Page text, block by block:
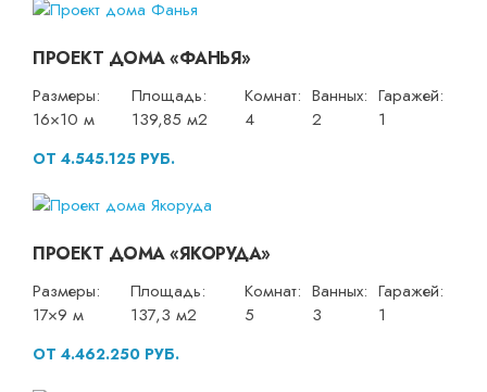
ПРОЕКТ ДОМА «ФАНЬЯ»
Размеры:
16×10 м
Площадь:
139,85 м2
Комнат:
4
Ванных:
2
Гаражей:
1
ОТ 4.545.125 РУБ.
ПРОЕКТ ДОМА «ЯКОРУДА»
Размеры:
17×9 м
Площадь:
137,3 м2
Комнат:
5
Ванных:
3
Гаражей:
1
ОТ 4.462.250 РУБ.